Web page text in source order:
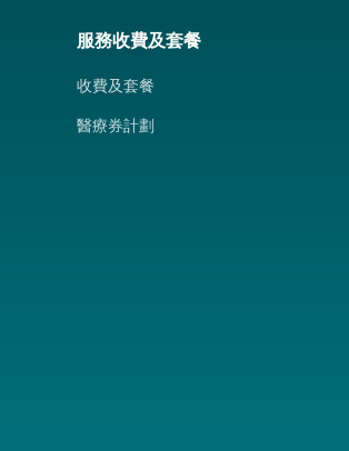
服務收費及套餐
收費及套餐
醫療券計劃